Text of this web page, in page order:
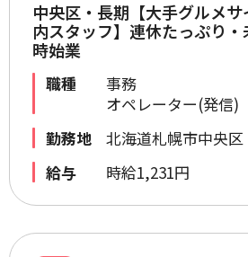
中央区・長期【大手グルメ
内スタッフ】連休たっぷり
時始業
職種
事務
オペレーター(発信)
勤務地
北海道札幌市中央区
給与
時給1,231円